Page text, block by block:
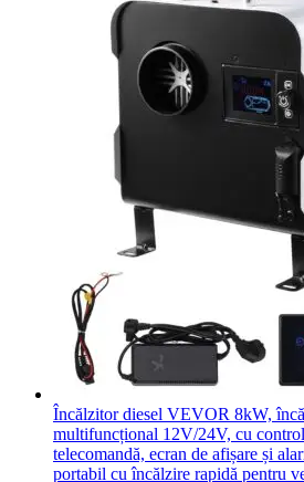
Încălzitor diesel VEVOR 8kW,
multifuncțional 12V/24V, cu
telecomandă, ecran de afișare și
portabil cu încălzire rapidă pentru